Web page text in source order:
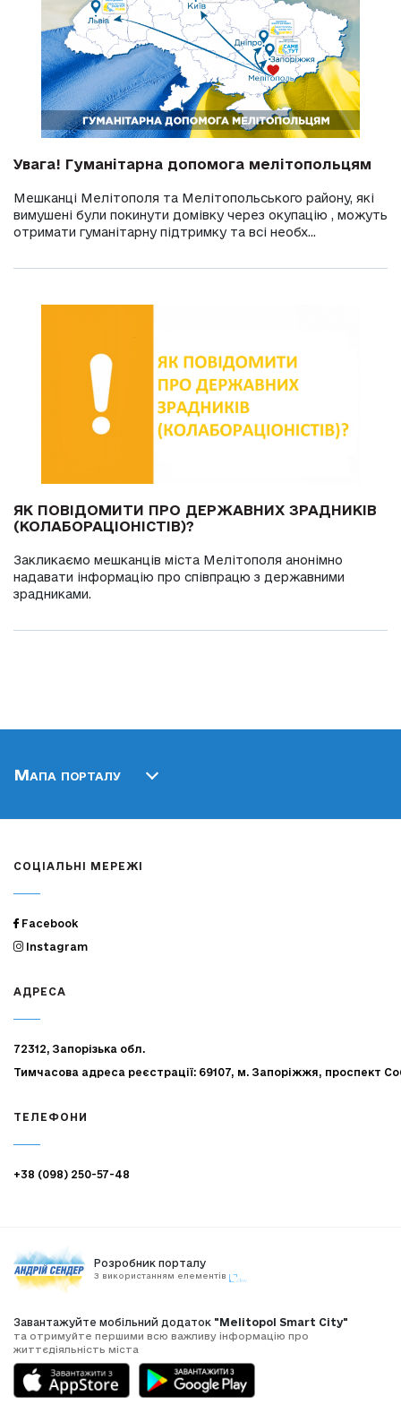
Увага! Гуманітарна допомога мелітопольцям
Мешканці Мелітополя та Мелітопольського району, які
вимушені були покинути домівку через окупацію , можуть
отримати гуманітарну підтримку та всі необх...
ЯК ПОВІДОМИТИ ПРО ДЕРЖАВНИХ ЗРАДНИКІВ
(КОЛАБОРАЦІОНІСТІВ)?
Закликаємо мешканців міста Мелітополя анонімно
надавати інформацію про співпрацю з державними
зрадниками.
Мапа порталу
СОЦІАЛЬНІ МЕРЕЖІ
Facebook
Instagram
АДРЕСА
72312, Запорізька обл.
Тимчасова адреса реєстрації: 69107, м. Запоріжжя, проспект
ТЕЛЕФОНИ
+38 (098) 250-57-48
Розробник порталу
З використанням елементів
Завантажуйте мобільний додаток "Melitopol Smart City"
та отримуйте першими всю важливу інформацію про
життєдіяльність міста